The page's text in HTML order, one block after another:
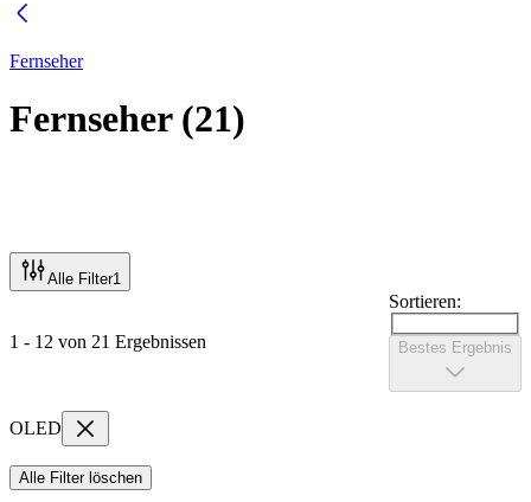
Fernseher
Fernseher(21)
Alle Filter1
1 - 12 von 21 Ergebnissen
Sortieren:
Bestes Ergebnis
OLED
Alle Filter löschen